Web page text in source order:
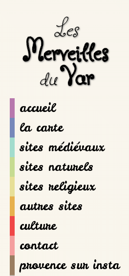
Les
Merveilles
duVar
accueil
la carte
sites médiévaux
sites naturels
sites religieux
autres sites
culture
contact
provence sur insta